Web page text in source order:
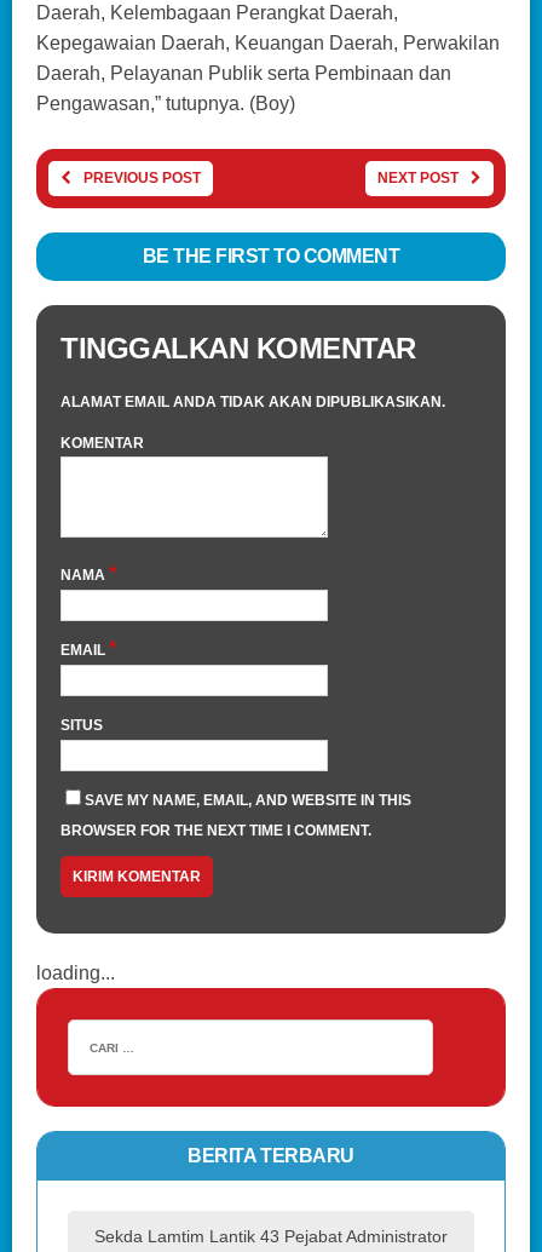
Daerah, Kelembagaan Perangkat Daerah,
Kepegawaian Daerah, Keuangan Daerah, Perwakilan
Daerah, Pelayanan Publik serta Pembinaan dan
Pengawasan,” tutupnya. (Boy)
PREVIOUS POST NEXT POST
BE THE FIRST TO COMMENT
TINGGALKAN KOMENTAR
ALAMAT EMAIL ANDA TIDAK AKAN DIPUBLIKASIKAN.
KOMENTAR
NAMA *
EMAIL *
SITUS
SAVE MY NAME, EMAIL, AND WEBSITE IN THIS
BROWSER FOR THE NEXT TIME I COMMENT.
loading...
BERITA TERBARU
Sekda Lamtim Lantik 43 Pejabat Administrator